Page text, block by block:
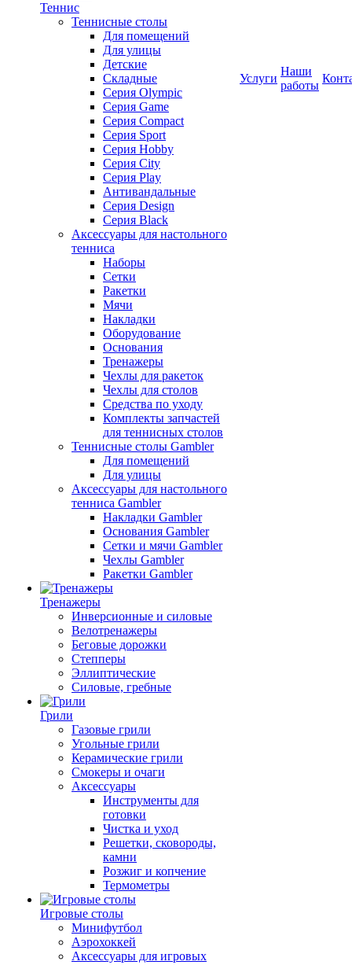
Теннис
Теннисные столы
Для помещений
Для улицы
Детские
Складные
Серия Olympic
Серия Game
Серия Compact
Серия Sport
Серия Hobby
Серия City
Серия Play
Антивандальные
Серия Design
Серия Black
Аксессуары для настольного
тенниса
Наборы
Сетки
Ракетки
Мячи
Накладки
Оборудование
Основания
Тренажеры
Чехлы для ракеток
Чехлы для столов
Средства по уходу
Комплекты запчастей
для теннисных столов
Теннисные столы Gambler
Для помещений
Для улицы
Аксессуары для настольного
тенниса Gambler
Накладки Gambler
Основания Gambler
Сетки и мячи Gambler
Чехлы Gambler
Ракетки Gambler
Тренажеры
Инверсионные и силовые
Велотренажеры
Беговые дорожки
Степперы
Эллиптические
Силовые, гребные
Грили
Газовые грили
Угольные грили
Керамические грили
Смокеры и очаги
Аксессуары
Инструменты для
готовки
Чистка и уход
Решетки, сковороды,
камни
Розжиг и копчение
Термометры
Игровые столы
Минифутбол
Аэрохоккей
Аксессуары для игровых
Услуги
Наши
работы